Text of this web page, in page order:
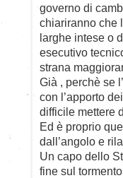
governo di
chiariranno che
larghe intese o
esecutivo
strana
Già , perchè se
con l’apporto
difficile mettere
Ed è proprio
dall’angolo e
Un capo dello
fine sul